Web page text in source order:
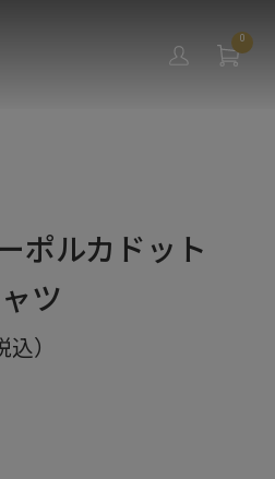
0
ポルカドット
ツ
込）